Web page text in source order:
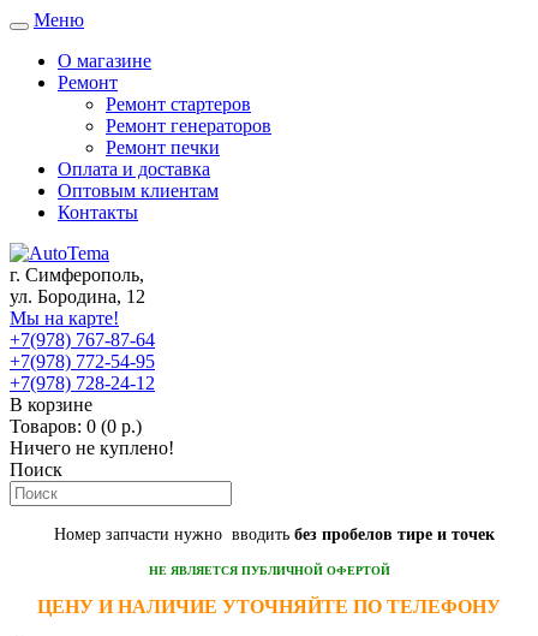
Toggle
navigation
Меню
О магазине
Ремонт
Ремонт стартеров
Ремонт генераторов
Ремонт печки
Оплата и доставка
Оптовым клиентам
Контакты
г. Симферополь,
ул. Бородина, 12
Мы на карте!
+7(978) 767-87-64
+7(978) 772-54-95
+7(978) 728-24-12
В корзине
Товаров: 0 (0 р.)
Ничего не куплено!
Поиск
Номер запчасти нужно вводитьбез пробелов тире и точек
НЕ ЯВЛЯЕТСЯ ПУБЛИЧНОЙ ОФЕРТОЙ
ЦЕНУ И НАЛИЧИЕ УТОЧНЯЙТЕ ПО ТЕЛЕФОНУ